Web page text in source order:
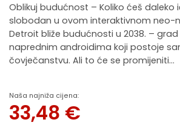
Oblikuj budućnost – Koliko ćeš daleko
slobodan u ovom interaktivnom neo-
Detroit bliže budućnosti u 2038. –
naprednim androidima koji postoje
čovječanstvu. Ali to će se promijeniti…
Naša najniža cijena:
33,48 €